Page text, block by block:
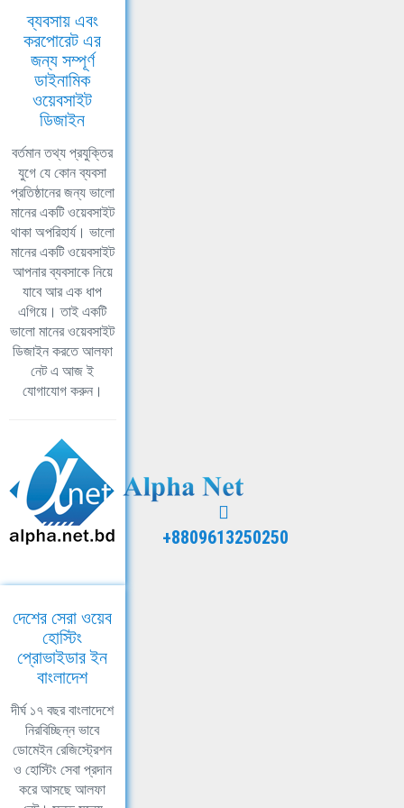
ব্যবসায় এবং
করপোরেট এর
জন্য সম্পূর্ণ
ডাইনামিক
ওয়েবসাইট
ডিজাইন
বর্তমান তথ্য প্রযুক্তির
যুগে যে কোন ব্যবসা
প্রতিষ্ঠানের জন্য ভালো
মানের একটি ওয়েবসাইট
থাকা অপরিহার্য। ভালো
মানের একটি ওয়েবসাইট
আপনার ব্যবসাকে নিয়ে
যাবে আর এক ধাপ
এগিয়ে। তাই একটি
ভালো মানের ওয়েবসাইট
ডিজাইন করতে আলফা
নেট এ আজ ই
যোগাযোগ করুন।
+8809613250250
দেশের সেরা ওয়েব
হোস্টিং
প্রোভাইডার ইন
বাংলাদেশ
দীর্ঘ ১৭ বছর বাংলাদেশে
নিরবিচ্ছিন্ন ভাবে
ডোমেইন রেজিস্ট্রেশন
ও হোস্টিং সেবা প্রদান
করে আসছে আলফা